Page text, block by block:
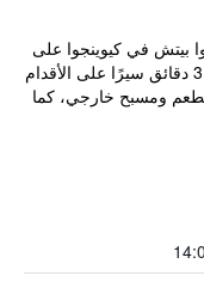
بيتش في كيوينجوا على
بُعد 10 كم من محمية غابة كيشويل وعلى بُعد 3 دقائق سيرًا على الأقدام
ومسبح خارجي، كما